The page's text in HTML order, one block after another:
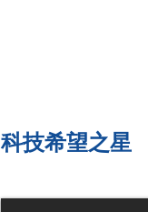
科技希望之星